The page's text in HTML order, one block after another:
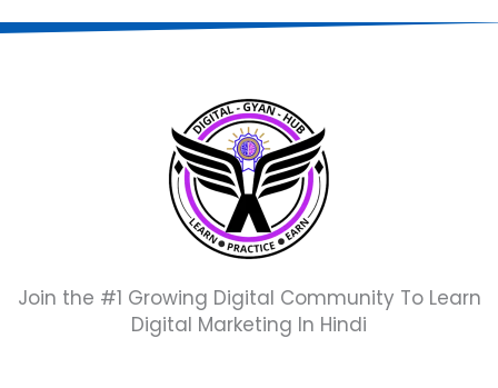
Join the #1 Growing Digital Community To Learn
Digital Marketing In Hindi